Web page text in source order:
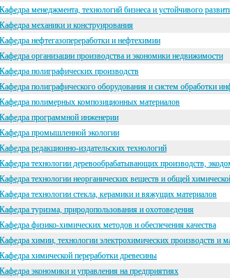
Кафедра менеджмента, технологий бизнеса и устойчивого
Кафедра механики и конструирования
Кафедра нефтегазопереработки и нефтехимии
Кафедра организации производства и экономики недвижимости
Кафедра полиграфических производств
Кафедра полиграфического оборудования и систем обработки
Кафедра полимерных композиционных материалов
Кафедра программной инженерии
Кафедра промышленной экологии
Кафедра редакционно-издательских технологий
Кафедра технологии деревообрабатывающих производств,
Кафедра технологии неорганических веществ и общей
Кафедра технологии стекла, керамики и вяжущих материалов
Кафедра туризма, природопользования и охотоведения
Кафедра физико-химических методов и обеспечения качества
Кафедра химии, технологии электрохимических производств и
Кафедра химической переработки древесины
Кафедра экономики и управления на предприятиях